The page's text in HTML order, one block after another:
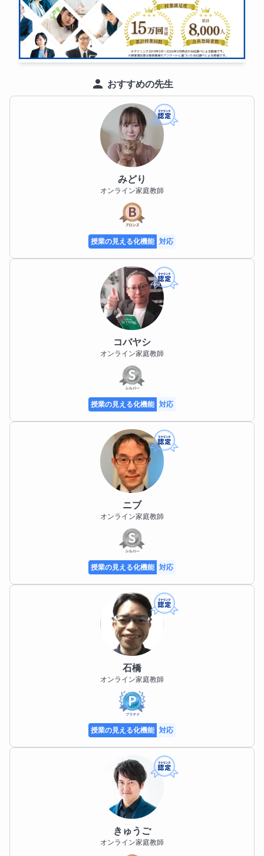
おすすめの先生
みどり
オンライン家庭教師
授業の見える化機能 対応
コバヤシ
オンライン家庭教師
授業の見える化機能 対応
ニブ
オンライン家庭教師
授業の見える化機能 対応
石橋
オンライン家庭教師
授業の見える化機能 対応
きゅうご
オンライン家庭教師